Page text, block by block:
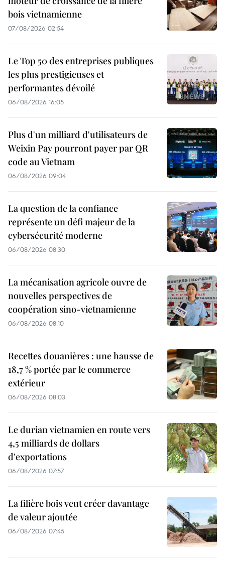
bois vietnamienne
07/08/2026 02:54
Le Top 50 des entreprises publiques
les plus prestigieuses et
performantes dévoilé
06/08/2026 16:05
Plus d'un milliard d'utilisateurs de
Weixin Pay pourront payer par QR
code au Vietnam
06/08/2026 09:04
La question de la confiance
représente un défi majeur de la
cybersécurité moderne
06/08/2026 08:30
La mécanisation agricole ouvre de
nouvelles perspectives de
coopération sino-vietnamienne
06/08/2026 08:10
Recettes douanières : une hausse de
18,7 % portée par le commerce
extérieur
06/08/2026 08:03
Le durian vietnamien en route vers
4,5 milliards de dollars
d'exportations
06/08/2026 07:57
La filière bois veut créer davantage
de valeur ajoutée
06/08/2026 07:45